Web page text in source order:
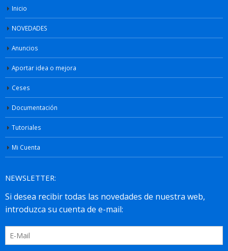
Inicio
NOVEDADES
Anuncios
Aportar idea o mejora
Ceses
Documentación
Tutoriales
Mi Cuenta
NEWSLETTER: